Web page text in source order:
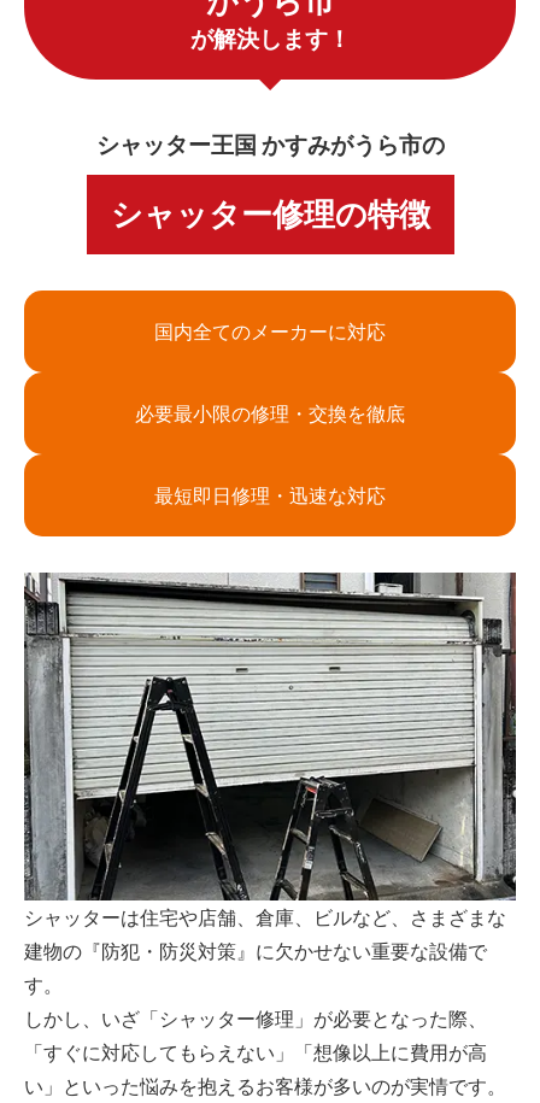
が解決します！
シャッター王国 かすみがうら市の
シャッター修理の特徴
国内全てのメーカーに対応
必要最小限の修理・交換を徹底
最短即日修理・迅速な対応
シャッターは住宅や店舗、倉庫、ビルなど、さまざまな
建物の『防犯・防災対策』に欠かせない重要な設備で
す。
しかし、いざ「シャッター修理」が必要となった際、
「すぐに対応してもらえない」「想像以上に費用が高
い」といった悩みを抱えるお客様が多いのが実情です。